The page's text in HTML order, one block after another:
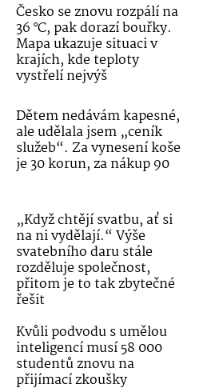
Česko se znovu rozpálí na
36 °C, pak dorazí bouřky.
Mapa ukazuje situaci v
krajích, kde teploty
vystřelí nejvýš
Dětem nedávám kapesné,
ale udělala jsem „ceník
služeb“. Za vynesení koše
je 30 korun, za nákup 90
„Když chtějí svatbu, ať si
na ni vydělají.“ Výše
svatebního daru stále
rozděluje společnost,
přitom je to tak zbytečné
řešit
Kvůli podvodu s umělou
inteligencí musí 58 000
studentů znovu na
přijímací zkoušky